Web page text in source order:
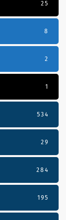
25
8
2
1
534
29
284
195